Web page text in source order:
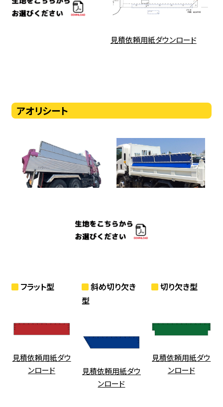
見積依頼用紙ダウンロード
アオリシート
フラット型
見積依頼用紙ダウ
ンロード
斜め切り欠き
型
見積依頼用紙ダウ
ンロード
切り欠き型
見積依頼用紙ダウ
ンロード